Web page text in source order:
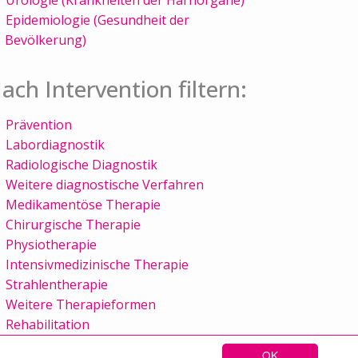
OK
Epidemiologie (Gesundheit der
Bevölkerung)
Intervention filtern:
Prävention
Labordiagnostik
Radiologische Diagnostik
Weitere diagnostische Verfahren
Medikamentöse Therapie
Chirurgische Therapie
Physiotherapie
Intensivmedizinische Therapie
Strahlentherapie
Weitere Therapieformen
Rehabilitation